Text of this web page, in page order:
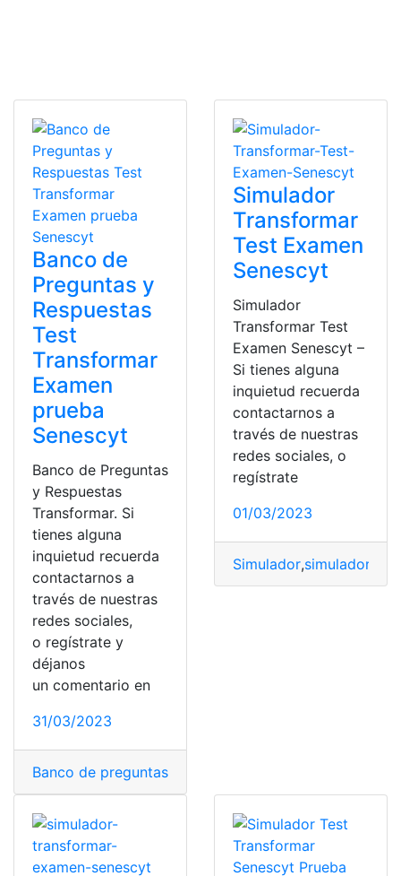
Banco de
Preguntas y
Respuestas
Test
Transformar
Examen
prueba
Senescyt
Banco de Preguntas
y Respuestas
Transformar. Si
tienes alguna
inquietud recuerda
contactarnos a
través de nuestras
redes sociales,
o regístrate y
déjanos
un comentario en
31/03/2023
Banco de preguntas
Simulador
Transformar
Test Examen
Senescyt
Simulador
Transformar Test
Examen Senescyt –
Si tienes alguna
inquietud recuerda
contactarnos a
través de nuestras
redes sociales, o
regístrate
01/03/2023
Simulador,simulador test